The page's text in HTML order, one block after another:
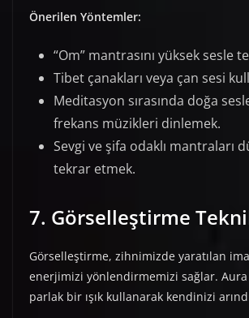
Önerilen Yöntemler:
“Om” mantrasını yüksek sesle
Tibet çanakları veya çan sesi
Meditasyon sırasında doğa
frekans müzikleri dinlemek.
Sevgi ve şifa odaklı mantraları
tekrar etmek.
7. Görselleştirme
Görselleştirme, zihnimizde yaratılan
enerjimizi yönlendirmemizi sağlar.
parlak bir ışık kullanarak kendinizi